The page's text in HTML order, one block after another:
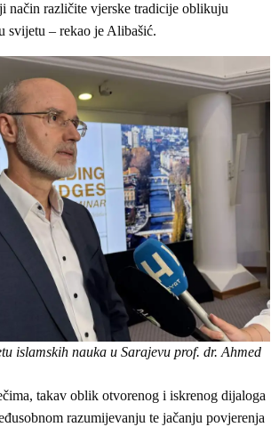
način različite vjerske tradicije oblikuju
svijetu – rekao je Alibašić.
islamskih nauka u Sarajevu prof. dr. Ahmed
takav oblik otvorenog i iskrenog dijaloga
razumijevanju te jačanju povjerenja